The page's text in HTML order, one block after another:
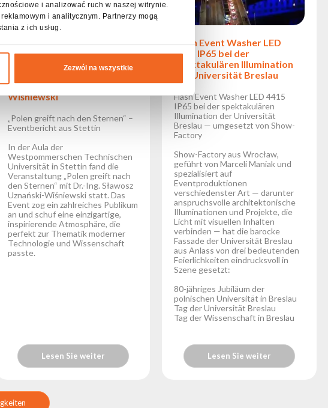
i analizować ruch w naszej witrynie.
i analitycznym. Partnerzy mogą
z ich usług.
Zezwól na wszystkie
Flash-EVENT-Solo-200-
Köpfe bei der Veranstaltung
„Polen greift nach den
Sternen“ mit Beteiligung von
Dr.-Ing. Sławosz Uznański-
Wiśniewski
„Polen greift nach den Sternen“ –
Eventbericht aus Stettin
In der Aula der
Westpommerschen Technischen
Universität in Stettin fand die
Veranstaltung „Polen greift nach
den Sternen“ mit Dr.-Ing. Sławosz
Uznański-Wiśniewski statt. Das
Event zog ein zahlreiches Publikum
an und schuf eine einzigartige,
inspirierende Atmosphäre, die
perfekt zur Thematik moderner
Technologie und Wissenschaft
passte.
Lesen Sie weiter
Flash Event Washer LED
4415 IP65 bei der
Spektakulären Illumination
der Universität Breslau
Flash Event Washer LED 4415
IP65 bei der spektakulären
Illumination der Universität
Breslau — umgesetzt von Show-
Factory
Show-Factory aus Wrocław,
geführt von Marceli Maniak und
spezialisiert auf
Eventproduktionen
verschiedenster Art — darunter
anspruchsvolle architektonische
Illuminationen und Projekte, die
Licht mit visuellen Inhalten
verbinden — hat die barocke
Fassade der Universität Breslau
aus Anlass von drei bedeutenden
Feierlichkeiten eindrucksvoll in
Szene gesetzt:
80-jähriges Jubiläum der
polnischen Universität in Breslau
Tag der Universität Breslau
Tag der Wissenschaft in Breslau
Lesen Sie weiter